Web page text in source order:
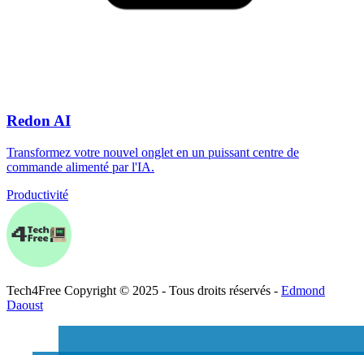
Redon AI
Transformez votre nouvel onglet en un puissant centre de
commande alimenté par l'IA.
Productivité
Tech4Free Copyright © 2025 - Tous droits réservés - Edmond
Daoust